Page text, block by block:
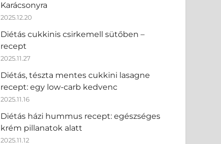
Karácsonyra
2025.12.20
Diétás cukkinis csirkemell sütőben –
recept
2025.11.27
Diétás, tészta mentes cukkini lasagne
recept: egy low-carb kedvenc
2025.11.16
Diétás házi hummus recept: egészséges
krém pillanatok alatt
2025.11.12